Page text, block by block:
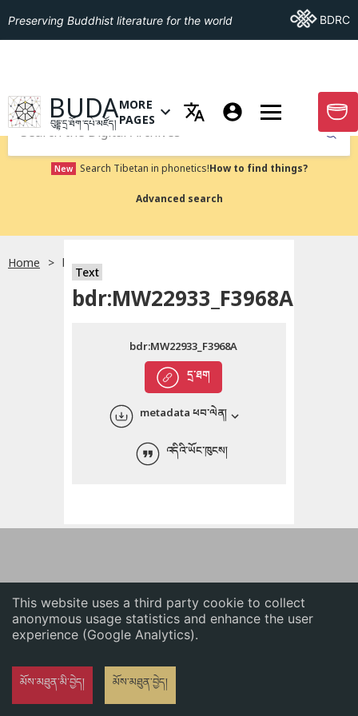
This website uses a third party cookie to collect
anonymous usage statistics and enhance the user
experience (Google Analytics).
མོས་མཐུན་མི་བྱེད། མོས་མཐུན་བྱེད།
English
ភាសាខ្មែរ
Preserving Buddhist literature for the world Go ToBDRC
GO TO HOMEPAGE
BUDA
བུདྡྷ་དྲ་ཐོག་དཔེ་མཛོད།
OPEN MENU OF MORE PAGES
MORE
PAGES
GO
Submit
New Search Tibetan in phonetics!How to find things?
Advanced search
Home bdr:MW22933_F3968A
Text
bdr:MW22933_F3968A
དྲ་ཐག
bdr:MW22933_F3968A
metadata ཕབ་ལེན།
འདིའི་ཡོང་ཁུངས།